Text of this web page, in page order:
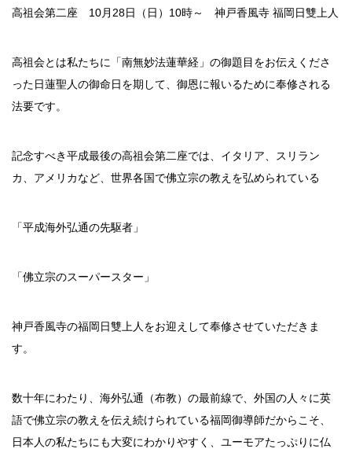
高祖会第二座 10月28日（日）10時～ 神戸香風寺 福岡日雙上人
高祖会とは私たちに「南無妙法蓮華経」の御題目をお伝えくださ
った日蓮聖人の御命日を期して、御恩に報いるために奉修される
法要です。
記念すべき平成最後の高祖会第二座では、イタリア、スリラン
カ、アメリカなど、世界各国で佛立宗の教えを弘められている
「平成海外弘通の先駆者」
「佛立宗のスーパースター」
神戸香風寺の福岡日雙上人をお迎えして奉修させていただきま
す。
数十年にわたり、海外弘通（布教）の最前線で、外国の人々に英
語で佛立宗の教えを伝え続けられている福岡御導師だからこそ、
日本人の私たちにも大変にわかりやすく、ユーモアたっぷりに仏